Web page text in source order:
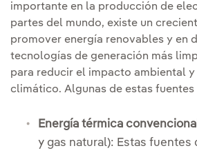
importante en la producción de
partes del mundo, existe un
promover energía renovables y en
tecnologías de generación más
para reducir el impacto ambiental
climático. Algunas de estas
Energía térmica
y gas natural): Estas fuentes